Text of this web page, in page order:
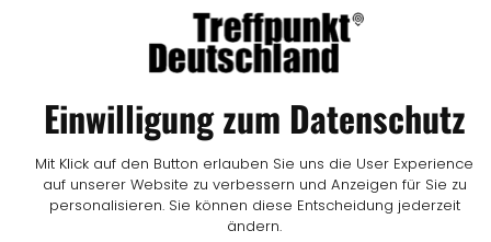
Einwilligung zum Datenschutz
Mit Klick auf den Button erlauben Sie uns die User Experience
auf unserer Website zu verbessern und Anzeigen für Sie zu
personalisieren. Sie können diese Entscheidung jederzeit
ändern.